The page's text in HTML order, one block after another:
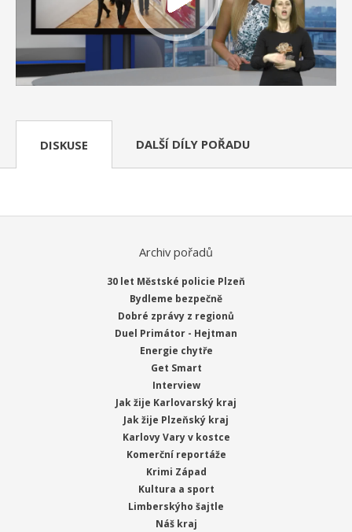
DISKUSE DALŠÍ DÍLY POŘADU
Archiv pořadů
30 let Městské policie Plzeň
Bydleme bezpečně
Dobré zprávy z regionů
Duel Primátor - Hejtman
Energie chytře
Get Smart
Interview
Jak žije Karlovarský kraj
Jak žije Plzeňský kraj
Karlovy Vary v kostce
Komerční reportáže
Krimi Západ
Kultura a sport
Limberskýho šajtle
Náš kraj